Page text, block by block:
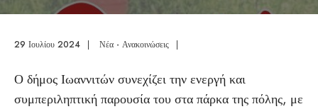
29 Ιουλίου 2024 | Νέα - Ανακοινώσεις |
Ο δήμος Ιωαννιτών συνεχίζει την ενεργή και
συμπεριληπτική παρουσία του στα πάρκα της πόλης, με